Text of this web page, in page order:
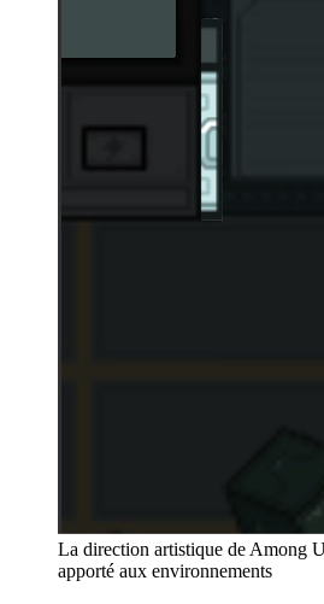
La direction artistique de Among
apporté aux environnements